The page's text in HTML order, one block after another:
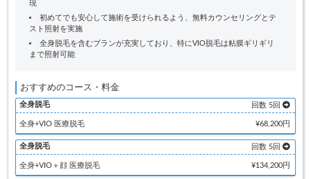
現
初めてでも安心して施術を受けられるよう、無料カウンセリングとテ
スト照射を実施
全身脱毛を含むプランが充実しており、特にVIO脱毛は粘膜ギリギリ
まで照射可能
おすすめのコース・料金
全身脱毛 回数 5回
全身+VIO 医療脱毛 ¥68,200円
全身脱毛 回数 5回
全身+VIO＋顔 医療脱毛 ¥134,200円